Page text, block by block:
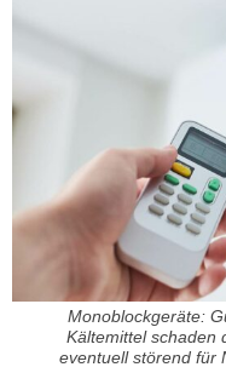
Monoblockgeräte:
Kältemittel schaden
eventuell störend für